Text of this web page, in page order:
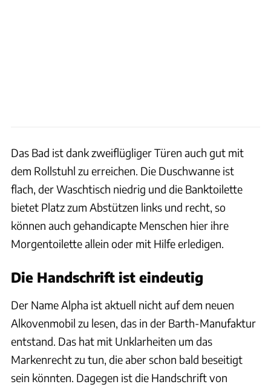
Das Bad ist dank zweiflügliger Türen auch gut mit
dem Rollstuhl zu erreichen. Die Duschwanne ist
flach, der Waschtisch niedrig und die Banktoilette
bietet Platz zum Abstützen links und recht, so
können auch gehandicapte Menschen hier ihre
Morgentoilette allein oder mit Hilfe erledigen.
Die Handschrift ist eindeutig
Der Name Alpha ist aktuell nicht auf dem neuen
Alkovenmobil zu lesen, das in der Barth-Manufaktur
entstand. Das hat mit Unklarheiten um das
Markenrecht zu tun, die aber schon bald beseitigt
sein könnten. Dagegen ist die Handschrift von